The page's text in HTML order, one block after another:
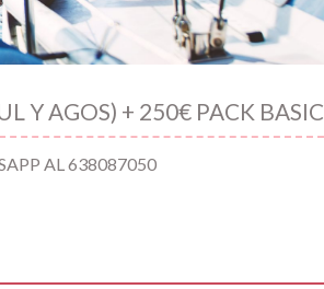
Y AGOS) + 250€ PACK BASIC
AL 638087050